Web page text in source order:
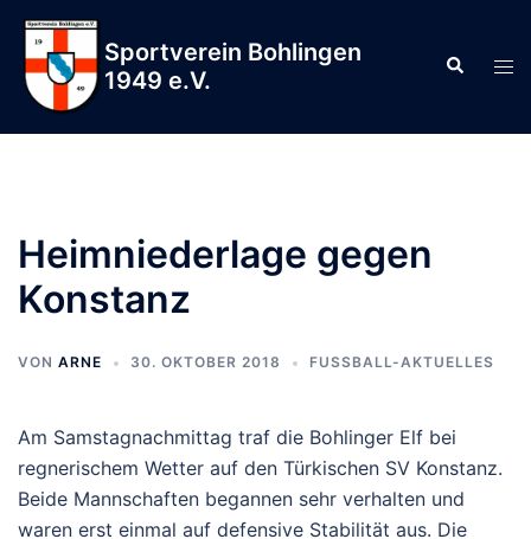
Zum
Inhalt
springen
Sportverein Bohlingen
1949 e.V.
Suche
Heimniederlage gegen
Konstanz
VON ARNE 30. OKTOBER 2018 FUSSBALL-AKTUELLES
Am Samstagnachmittag traf die Bohlinger Elf bei
regnerischem Wetter auf den Türkischen SV Konstanz.
Beide Mannschaften begannen sehr verhalten und
waren erst einmal auf defensive Stabilität aus. Die